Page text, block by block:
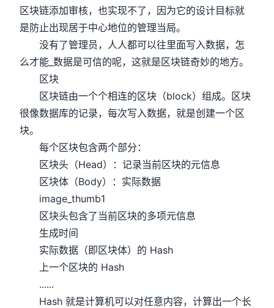
区块链添加审核，也实现不了，因为它的设计目标就
是防止出现居于中心地位的管理当局。
没有了管理员，人人都可以往里面写入数据，怎
么才能_数据是可信的呢，这就是区块链奇妙的地方。
区块
区块链由一个个相连的区块（block）组成。区块
很像数据库的记录，每次写入数据，就是创建一个区
块。
每个区块包含两个部分：
区块头（Head）：记录当前区块的元信息
区块体（Body）：实际数据
image_thumb1
区块头包含了当前区块的多项元信息
生成时间
实际数据（即区块体）的 Hash
上一个区块的 Hash
......
Hash 就是计算机可以对任意内容，计算出一个长